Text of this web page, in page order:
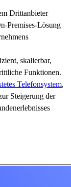
Drittanbieter
Premises-Lösung
skalierbar,
Funktionen.
Telefonsystem,
Steigerung der